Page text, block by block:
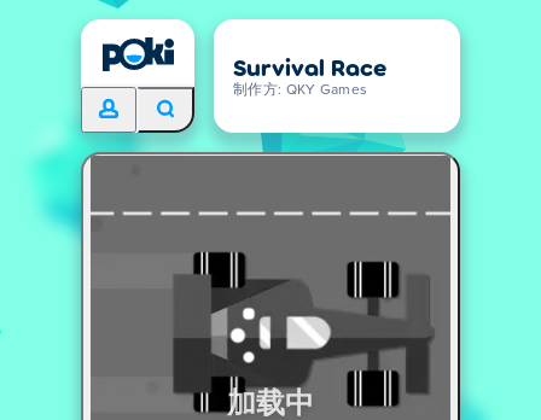
Survival Race
制作方: QKY Games
加载中